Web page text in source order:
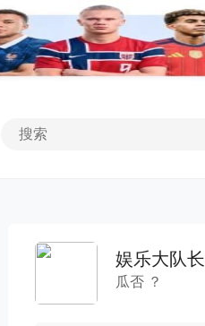
娱乐大队长
瓜否 ？